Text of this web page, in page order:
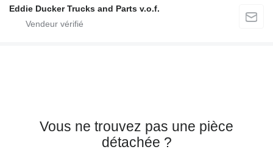
Eddie Ducker Trucks and Parts v.o.f.
Vous ne trouvez pas une pièce
détachée ?